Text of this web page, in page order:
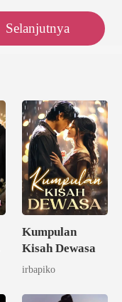
Selanjutnya
Kumpulan
Kisah Dewasa
irbapiko